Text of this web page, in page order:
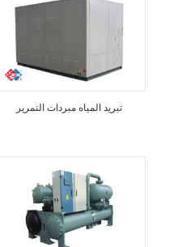
تبريد المياه مبردات التمرير